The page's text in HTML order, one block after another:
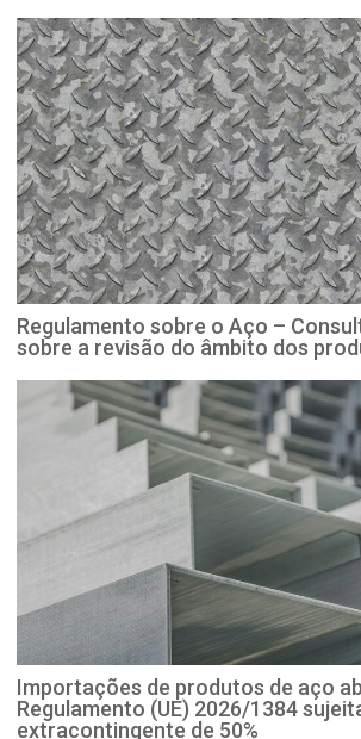
Regulamento sobre o Aço –
sobre a revisão do âmbito dos
Importações de produtos de aço
Regulamento (UE) 2026/1384
extracontingente de 50%